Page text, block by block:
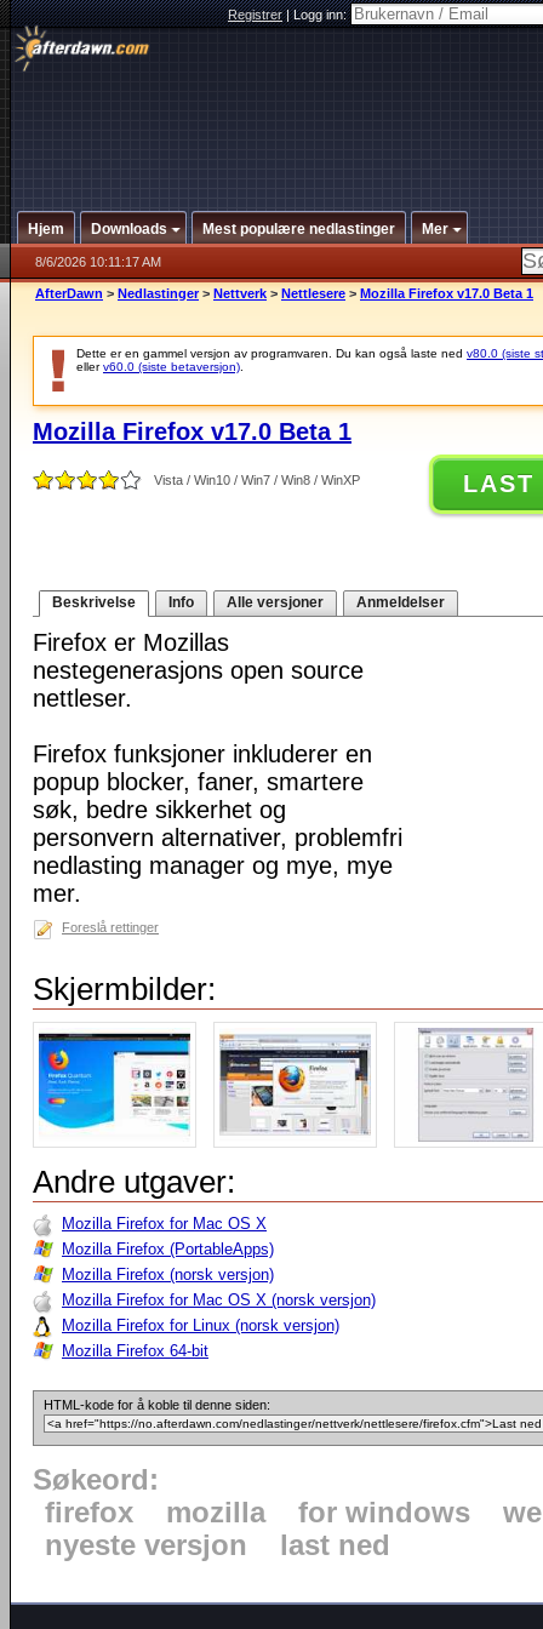
Registrer|Logg inn:
Hjem Downloads Mest populære nedlastinger Mer
8/6/2026 10:11:17 AM
AfterDawn > Nedlastinger > Nettverk > Nettlesere > Mozilla Firefox v17.0 Beta 1
Dette er en gammel versjon av programvaren. Du kan også laste ned v80.0 (siste
ellerv60.0 (siste betaversjon)
Mozilla Firefox v17.0 Beta 1
Vista / Win10 / Win7 / Win8 / WinXP LAST
Beskrivelse Info Alle versjoner Anmeldelser
Firefox er Mozillas
nestegenerasjons open source
nettleser.
Firefox funksjoner inkluderer en
popup blocker, faner, smartere
søk, bedre sikkerhet og
personvern alternativer, problemfri
nedlasting manager og mye, mye
mer.
Foreslå rettinger
Skjermbilder:
Andre utgaver:
Mozilla Firefox for Mac OS X
Mozilla Firefox (PortableApps)
Mozilla Firefox (norsk versjon)
Mozilla Firefox for Mac OS X (norsk versjon)
Mozilla Firefox for Linux (norsk versjon)
Mozilla Firefox 64-bit
HTML-kode for å koble til denne siden:
Søkeord:
firefox
mozilla for windows
nyeste versjon
last ned